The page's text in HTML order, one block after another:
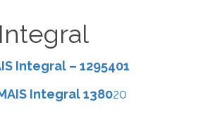
Integral – 1295401
Integral 138020